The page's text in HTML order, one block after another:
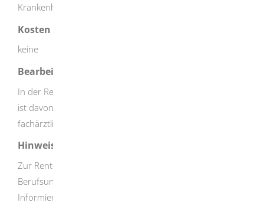
Krankenhausentlassungsberichte
Kosten
keine
Bearbeitungsdauer
In der Regel dauert die Bearbeitung wenige Wochen. Sie
ist davon abhängig, ob beispielsweise zusätzliche
fachärztliche Untersuchungen notwendig sind.
Hinweise
Zur Rente wegen teilweiser Erwerbsminderung bei
Berufsunfähigkeit dürfen Sie begrenzt hinzuverdienen.
Informieren Sie sich vor der Arbeitsaufnahme über die